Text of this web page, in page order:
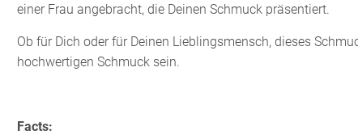
einer Frau angebracht, die Deinen Schmuck präsentiert.
Ob für Dich oder für Deinen Lieblingsmensch, dieses
hochwertigen Schmuck sein.
Facts: